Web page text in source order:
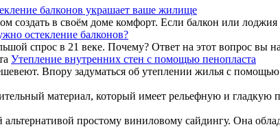
балконов украшает ваше жилище
создать в своём доме комфорт. Если балкон или
остекление балконов?
спрос в 21 веке. Почему? Ответ на этот вопрос вы
Утепление внутренних стен с помощью пенопласта
Впору задуматься об утеплении жилья с
материал, который имеет рельефную и гладкую
простому виниловому сайдингу. Она